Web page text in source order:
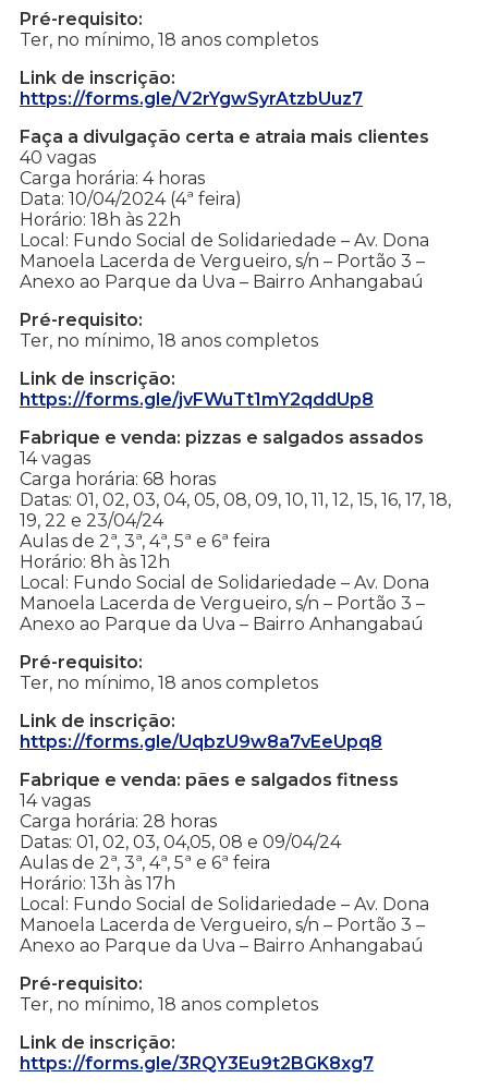
Pré-requisito:
Ter, no mínimo, 18 anos completos
Link de inscrição:
https://forms.gle/V2rYgwSyrAtzbUuz7
Faça a divulgação certa e atraia mais clientes
40 vagas
Carga horária: 4 horas
Data: 10/04/2024 (4ª feira)
Horário: 18h às 22h
Local: Fundo Social de Solidariedade – Av. Dona
Manoela Lacerda de Vergueiro, s/n – Portão 3 –
Anexo ao Parque da Uva – Bairro Anhangabaú
Pré-requisito:
Ter, no mínimo, 18 anos completos
Link de inscrição:
https://forms.gle/jvFWuTt1mY2qddUp8
Fabrique e venda: pizzas e salgados assados
14 vagas
Carga horária: 68 horas
Datas: 01, 02, 03, 04, 05, 08, 09, 10, 11, 12, 15, 16, 17, 18,
19, 22 e 23/04/24
Aulas de 2ª, 3ª, 4ª, 5ª e 6ª feira
Horário: 8h às 12h
Local: Fundo Social de Solidariedade – Av. Dona
Manoela Lacerda de Vergueiro, s/n – Portão 3 –
Anexo ao Parque da Uva – Bairro Anhangabaú
Pré-requisito:
Ter, no mínimo, 18 anos completos
Link de inscrição:
https://forms.gle/UqbzU9w8a7vEeUpq8
Fabrique e venda: pães e salgados fitness
14 vagas
Carga horária: 28 horas
Datas: 01, 02, 03, 04,05, 08 e 09/04/24
Aulas de 2ª, 3ª, 4ª, 5ª e 6ª feira
Horário: 13h às 17h
Local: Fundo Social de Solidariedade – Av. Dona
Manoela Lacerda de Vergueiro, s/n – Portão 3 –
Anexo ao Parque da Uva – Bairro Anhangabaú
Pré-requisito:
Ter, no mínimo, 18 anos completos
Link de inscrição:
https://forms.gle/3RQY3Eu9t2BGK8xg7